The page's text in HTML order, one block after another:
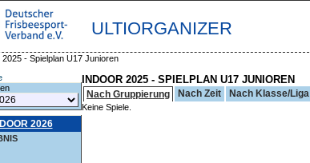
ULTIORGANIZER
2025 - Spielplan U17 Junioren
2026
INDOOR 2025 - SPIELPLAN U17 JUNIOREN
Nach Gruppierung Nach Zeit Nach Klasse/Liga
Keine Spiele.